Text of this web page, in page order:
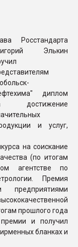
Росстандарта
Элькин
диплом
достижение
и услуг,
на соискание
(по итогам
агентстве по
Премия
предприятиями
прошлого года
и получил
бланках и